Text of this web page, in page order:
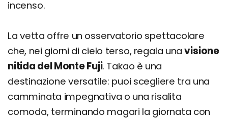
incenso.
La vetta offre un osservatorio spettacolare
che, nei giorni di cielo terso, regala unavisione
nitida del Monte Fuji. Takao è una
destinazione versatile: puoi scegliere tra una
camminata impegnativa o una risalita
comoda, terminando magari la giornata con